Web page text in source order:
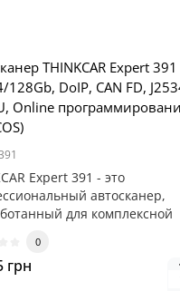
THINKCAR Expert 391
128Gb, DoIP, CAN FD,
Online
Expert 391 - это
автосканер,
для комплексной
0
грн